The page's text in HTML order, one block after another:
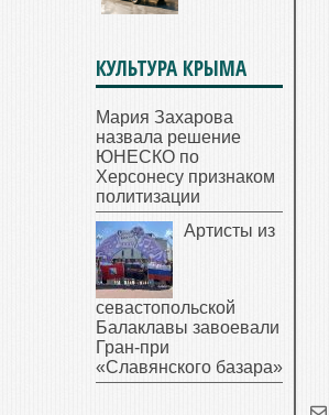
КУЛЬТУРА КРЫМА
Мария Захарова
назвала решение
ЮНЕСКО по
Херсонесу признаком
политизации
Артисты из
севастопольской
Балаклавы завоевали
Гран-при
«Славянского базара»